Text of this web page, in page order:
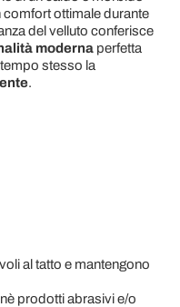
ottimale durante
del velluto conferisce
modernaperfetta
stesso la
.
al tatto e mantengono
prodotti abrasivi e/o